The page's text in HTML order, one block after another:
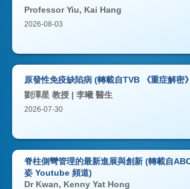
Professor Yiu, Kai Hang
2026-08-03
原發性免疫缺陷病 (轉載自TVB 《重症解密
劉澤星 教授 | 李曦 醫生
2026-07-30
脊柱側彎管理的最新進展與創新 (轉載自
姿 Youtube 頻道)
Dr Kwan, Kenny Yat Hong